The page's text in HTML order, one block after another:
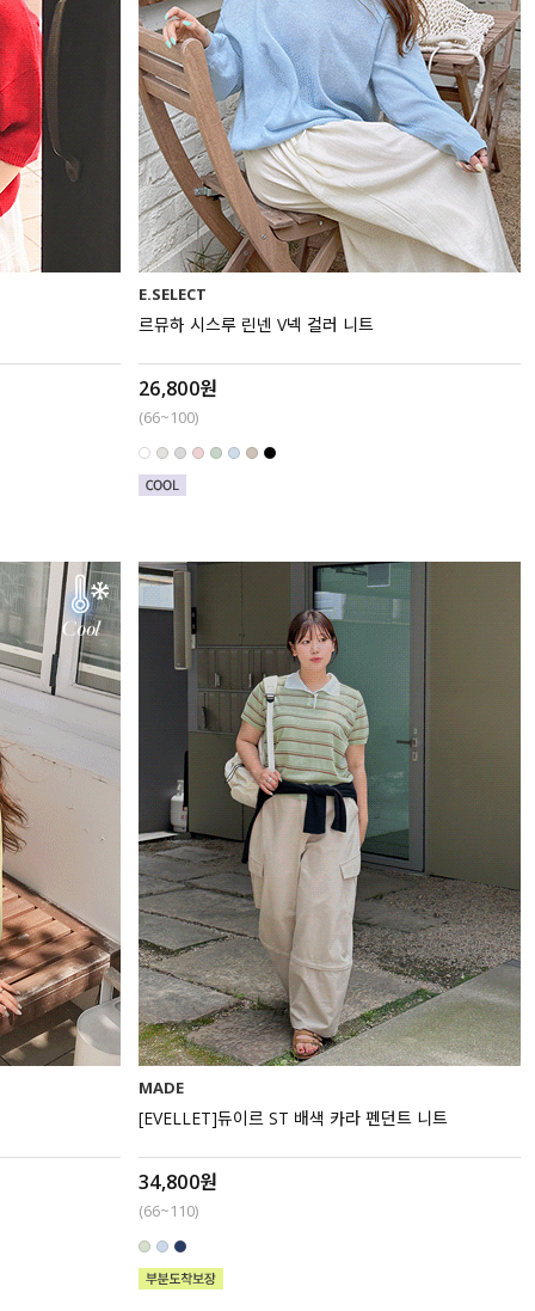
E.SELECT
르뮤하 시스루 린넨 V넥 컬러 니트
26,800원
(66~100)
MADE
[EVELLET]듀이르 ST 배색 카라 펜던트 니트
34,800원
(66~110)